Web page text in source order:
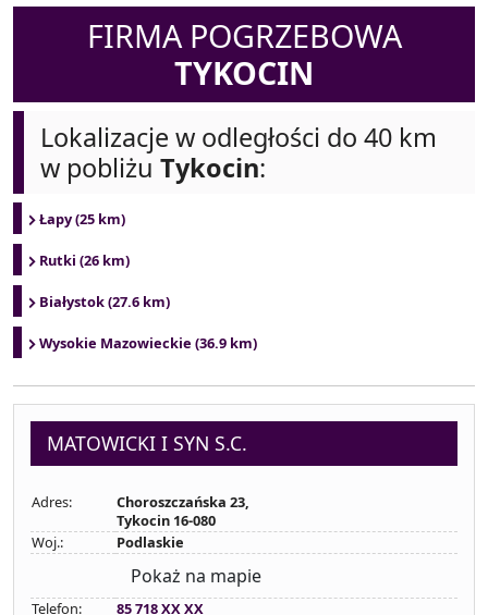
FIRMA POGRZEBOWA
TYKOCIN
Lokalizacje w odległości do 40 km
w pobliżu Tykocin:
Łapy (25 km)
Rutki (26 km)
Białystok (27.6 km)
Wysokie Mazowieckie (36.9 km)
MATOWICKI I SYN S.C.
Adres:
Choroszczańska 23,
Tykocin 16-080
Woj.:
Podlaskie
Pokaż na mapie
Telefon: 85 718 XX XX